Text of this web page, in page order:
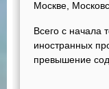
Москве,
Всего с начала
иностранных
превышение